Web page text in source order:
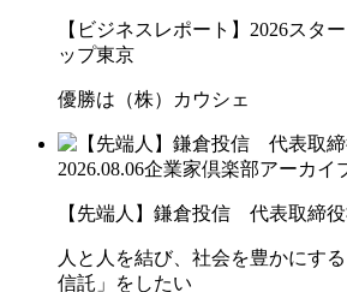
【ビジネスレポート】2026スタ
ップ東京
優勝は（株）カウシェ
2026.08.06企業家倶楽部アーカイ
【先端人】鎌倉投信 代表取締
人と人を結び、社会を豊かにす
信託」をしたい